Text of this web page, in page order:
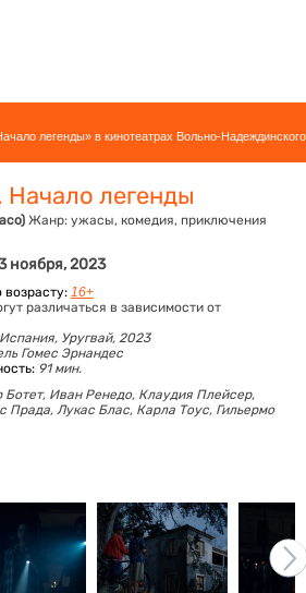
легенды» в кинотеатрах Вольно-
Начало легенды
Жанр: ужасы, комедия, приключения
ноября, 2023
возрасту: 16+
различаться в зависимости от
Испания, Уругвай, 2023
Гомес Эрнандес
91 мин.
Ботет, Иван Ренедо, Клаудия Плейсер,
Прада, Лукас Блас, Карла Тоус, Гильермо